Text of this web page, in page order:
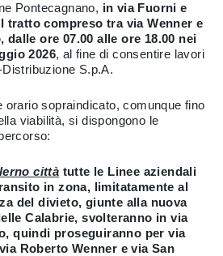
Pontecagnano, in via Fuorni e
tratto compreso tra via Wenner e
dalle ore 07.00 alle ore 18.00 nei
2026, al fine di consentire lavori
S.p.A.
orario sopraindicato, comunque fino
viabilità, si dispongono le
città tutte le Linee aziendali
in zona, limitatamente al
del divieto, giunte alla nuova
Calabrie, svolteranno in via
quindi proseguiranno per via
Roberto Wenner e via San